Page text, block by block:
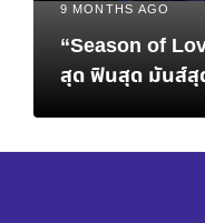
9 MONTHS AGO
“Season of
สุด ฟินสุด มันส์สุ